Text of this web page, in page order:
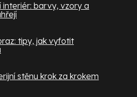
interiér: barvy, vzory a
tipy, jak vyfotit
stěnu krok za krokem